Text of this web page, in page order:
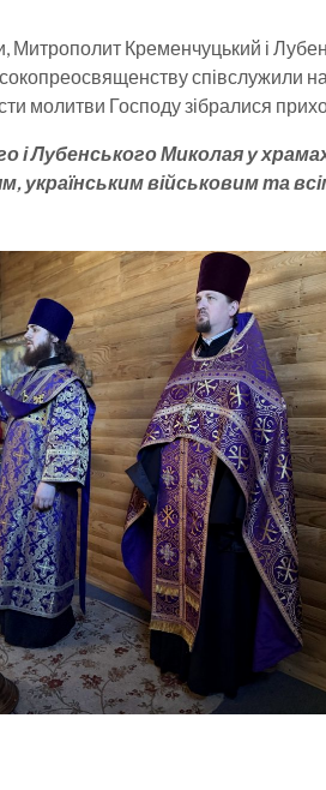
Митрополит Кременчуцький і
співслужили
молитви Господу зібралися
Лубенського Миколая у
військовим та